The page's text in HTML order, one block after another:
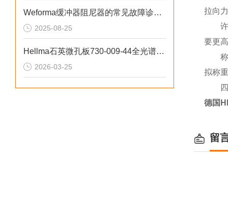
Weforma缓冲器阻尼器的常见故障诊断及解决方法分享
2025-08-25
Hellma石英微孔板730-009-44全光谱高透过率
2026-03-25
拉向
要更
拟称
德国
留